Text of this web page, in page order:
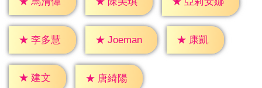
★ 李多慧 ★ Joeman ★ 康凱
★ 建文 ★ 唐綺陽